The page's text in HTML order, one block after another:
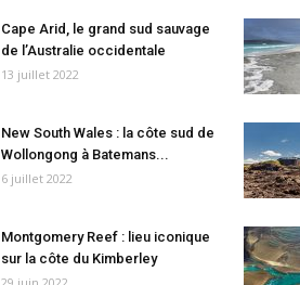
Cape Arid, le grand sud sauvage
de l’Australie occidentale
13 juillet 2022
New South Wales : la côte sud de
Wollongong à Batemans...
6 juillet 2022
Montgomery Reef : lieu iconique
sur la côte du Kimberley